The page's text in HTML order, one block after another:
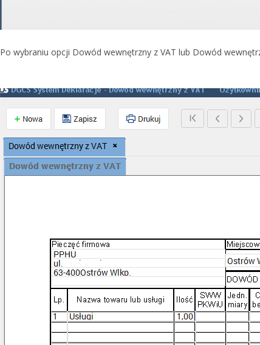
Po wybraniu opcji Dowód wewnętrzny z VAT lub Dowód